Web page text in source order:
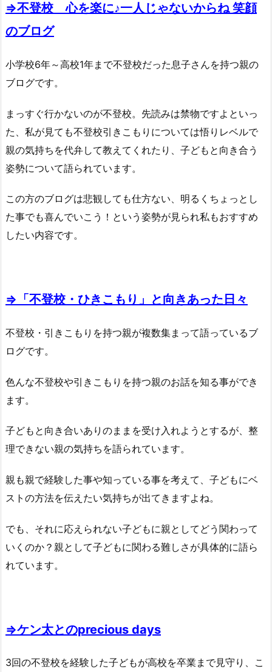
⇒不登校 心を楽に♪一人じゃないからね 笑顔
のブログ
小学校6年～高校1年まで不登校だった息子さんを持つ親の
ブログです。
まっすぐ行かないのが不登校。先読みは禁物ですよといっ
た、私が見ても不登校引きこもりについては悟りレベルで
親の気持ちを代弁して教えてくれたり、子どもと向き合う
姿勢について語られています。
この方のブログは悲観しても仕方ない、明るくちょっとし
た事でも喜んでいこう！という姿勢が見られ私もおすすめ
したい内容です。
⇒「不登校・ひきこもり」と向きあった日々
不登校・引きこもりを持つ親が複数集まって語っているブ
ログです。
色んな不登校や引きこもりを持つ親のお話を知る事ができ
ます。
子どもと向き合いありのままを受け入れようとするが、整
理できない親の気持ちを語られています。
親も親で経験した事や知っている事を考えて、子どもにベ
ストの方法を伝えたい気持ちが出てきますよね。
でも、それに応えられない子どもに親としてどう関わって
いくのか？親として子どもに関わる難しさが具体的に語ら
れています。
⇒ケン太とのprecious days
3回の不登校を経験した子どもが高校を卒業まで見守り、こ